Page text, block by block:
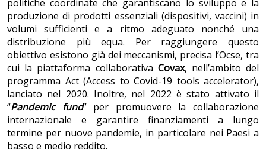
politiche coordinate che garantiscano lo sviluppo e la
produzione di prodotti essenziali (dispositivi, vaccini) in
volumi sufficienti e a ritmo adeguato nonché una
distribuzione più equa. Per raggiungere questo
obiettivo esistono già dei meccanismi, precisa l’Ocse, tra
cui la piattaforma collaborativa Covax, nell’ambito del
programma Act (Access to Covid-19 tools accelerator),
lanciato nel 2020. Inoltre, nel 2022 è stato attivato il
“Pandemic fund” per promuovere la collaborazione
internazionale e garantire finanziamenti a lungo
termine per nuove pandemie, in particolare nei Paesi a
basso e medio reddito.